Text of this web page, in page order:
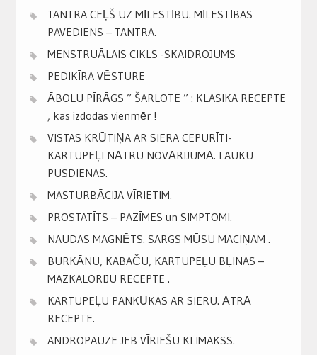
TANTRA CEĻŠ UZ MĪLESTĪBU. MĪLESTĪBAS
PAVEDIENS – TANTRA.
MENSTRUĀLAIS CIKLS -SKAIDROJUMS
PEDIKĪRA VĒSTURE
ĀBOLU PĪRĀGS ” ŠARLOTE ” : KLASIKA RECEPTE
, kas izdodas vienmēr !
VISTAS KRŪTIŅA AR SIERA CEPURĪTI-
KARTUPEĻI NĀTRU NOVĀRIJUMĀ. LAUKU
PUSDIENAS.
MASTURBĀCIJA VĪRIETIM.
PROSTATĪTS – PAZĪMES un SIMPTOMI.
NAUDAS MAGNĒTS. SARGS MŪSU MACIŅAM .
BURKĀNU, KABAČU, KARTUPEĻU BĻINAS –
MAZKALORIJU RECEPTE .
KARTUPEĻU PANKŪKAS AR SIERU. ĀTRĀ
RECEPTE.
ANDROPAUZE JEB VĪRIEŠU KLIMAKSS.